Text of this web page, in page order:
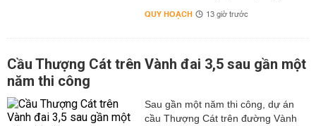
QUY HOẠCH 13 giờ trước
Cầu Thượng Cát trên Vành đai 3,5 sau gần một
năm thi công
Sau gần một năm thi công, dự án
cầu Thượng Cát trên đường Vành